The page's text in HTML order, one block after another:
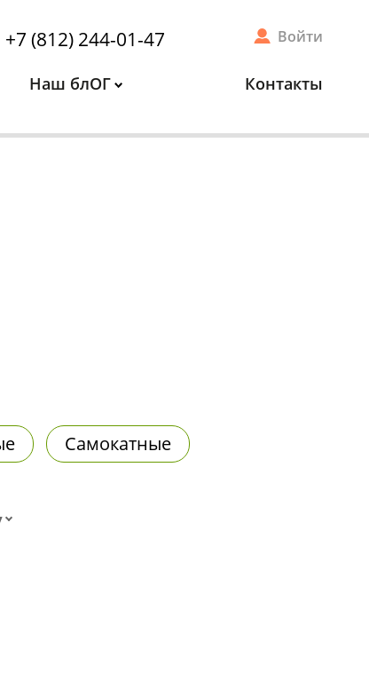
+7 (812) 244-01-47 Войти
Наш блОГ Контакты
Самокатные